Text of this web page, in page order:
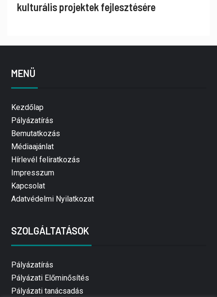
kulturális projektek fejlesztésére
MENÜ
Kezdőlap
Pályázatírás
Bemutatkozás
Médiaajánlat
Hírlevél feliratkozás
Impresszum
Kapcsolat
Adatvédelmi Nyilatkozat
SZOLGÁLTATÁSOK
Pályázatírás
Pályázati Előminősítés
Pályázati tanácsadás